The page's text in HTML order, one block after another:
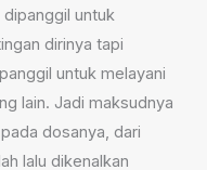
untuk
dirinya tapi
untuk melayani
lain. Jadi maksudnya
dosanya, dari
lalu dikenalkan